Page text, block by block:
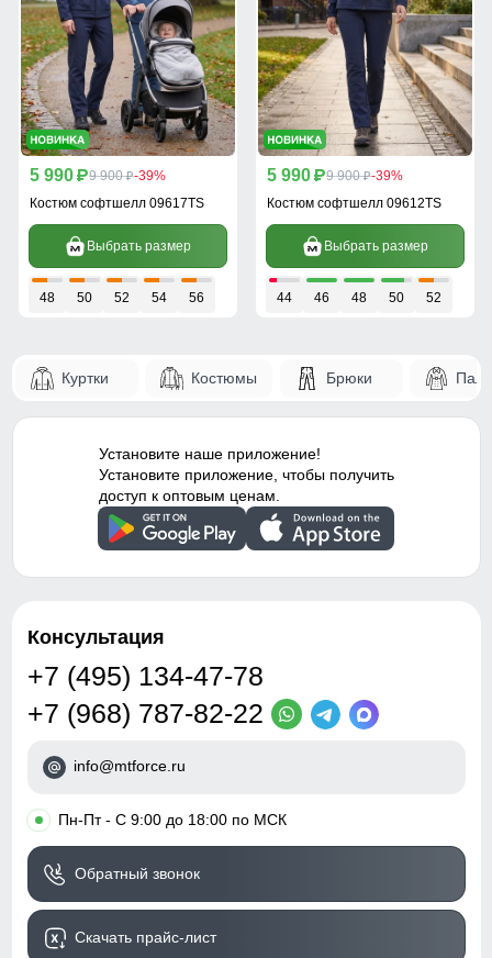
5 990 p9 900 p-39%
Костюм софтшелл 09617TS
Выбрать размер
48 50 52 54 56
5 990 p9 900 p-39%
Костюм софтшелл 09612TS
Выбрать размер
44 46 48 50 52
Куртки Костюмы Брюки
Установите наше приложение!
Установите приложение, чтобы получить
доступ к оптовым ценам.
Консультация
+7 (495) 134-47-78
+7 (968) 787-82-22
info@mtforce.ru
• Пн-Пт - С 9:00 до 18:00 по МСК
Обратный звонок
Скачать прайс-лист